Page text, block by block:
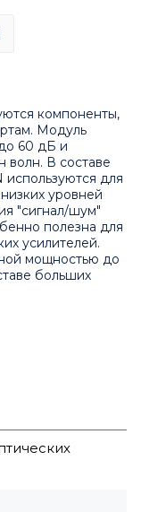
компоненты,
Модуль
60 дБ и
волн. В составе
используются для
уровней
"сигнал/шум"
полезна для
усилителей.
мощностью до
больших